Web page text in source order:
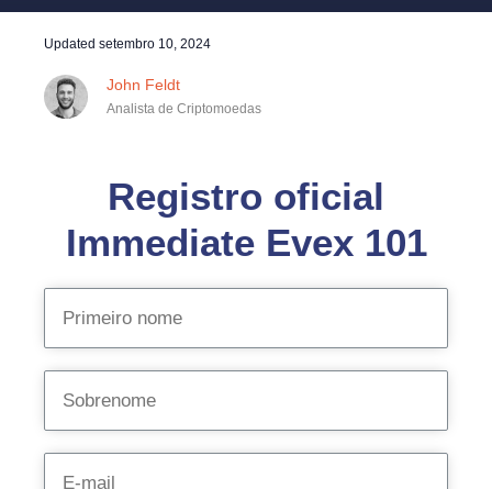
Updated setembro 10, 2024
John Feldt
Analista de Criptomoedas
Registro oficial
Immediate Evex 101